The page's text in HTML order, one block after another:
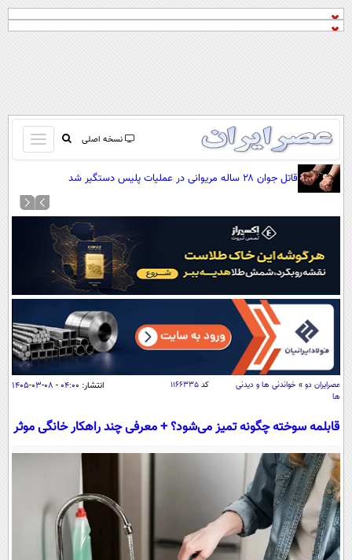
نسخه اصلی
باز
و
کردن
صفحه اول
آرشیو
نظرسنجی
آب و هوا
اوقات شرعی
سواد زندگی
اقتصاد
اجتماعی
محیط زیست
ورزشی
فناوری و It
قرآن
قاتل جوان ۲۸ ساله مریوانی در عملیات پلیس دستگیر شد
عصرايران دو » خواندنی ها و دیدنی
ها
کد ۱۱۶۶۳۳۵ انتشار: ۰۴:۰۰ - ۰۸-۰۳-۱۴۰۵
قابلمه سوخته چگونه تمیز می‌شود؟ + معرفی چند راهکار خانگی موثر